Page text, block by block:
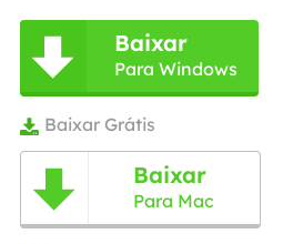
 Baixar
Para Windows
 Baixar Grátis
 Baixar
Para Mac